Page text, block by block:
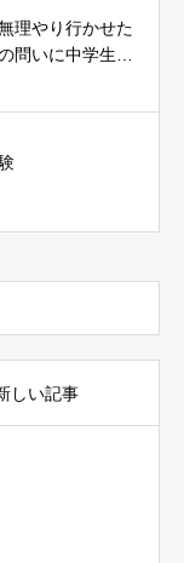
理やり行かせた
問いに中学生に
しい記事